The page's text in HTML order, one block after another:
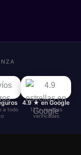
a todo
4.9 ★ en Google
127+ reseñas
verificadas